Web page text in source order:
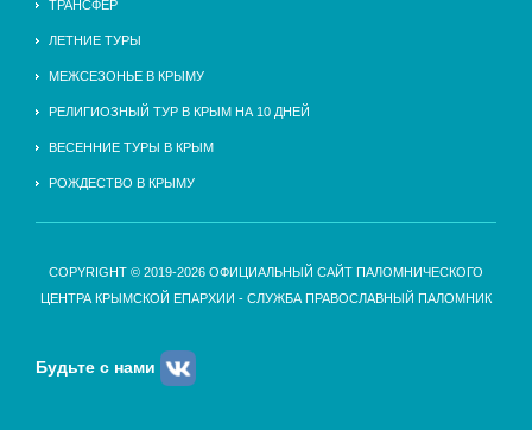
ТРАНСФЕР
ЛЕТНИЕ ТУРЫ
МЕЖСЕЗОНЬЕ В КРЫМУ
РЕЛИГИОЗНЫЙ ТУР В КРЫМ НА 10 ДНЕЙ
ВЕСЕННИЕ ТУРЫ В КРЫМ
РОЖДЕСТВО В КРЫМУ
COPYRIGHT © 2019-2026 ОФИЦИАЛЬНЫЙ САЙТ ПАЛОМНИЧЕСКОГО
ЦЕНТРА КРЫМСКОЙ ЕПАРХИИ - СЛУЖБА ПРАВОСЛАВНЫЙ ПАЛОМНИК
Будьте с нами